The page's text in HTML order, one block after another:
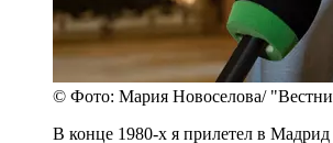
© Фото: Мария Новоселова/
В конце 1980-х я прилетел в